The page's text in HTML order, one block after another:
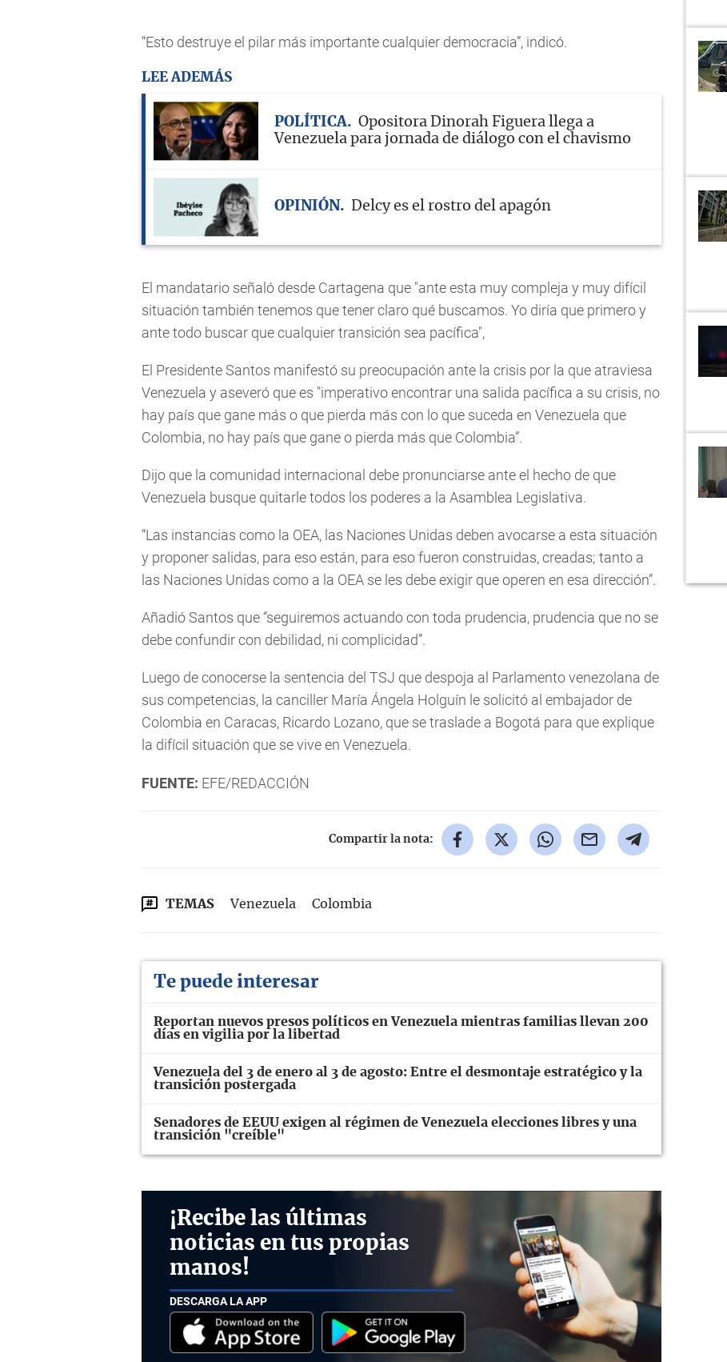
“Esto destruye el pilar más importante cualquier democracia”, indicó.
LEE ADEMÁS
POLÍTICA
Opositora Dinorah Figuera llega a
Venezuela para jornada de diálogo con el chavismo
OPINIÓN Delcy es el rostro del apagón
El mandatario señaló desde Cartagena que "ante esta muy compleja y muy difícil
situación también tenemos que tener claro qué buscamos. Yo diría que primero y
ante todo buscar que cualquier transición sea pacífica",
El Presidente Santos manifestó su preocupación ante la crisis por la que atraviesa
Venezuela y aseveró que es "imperativo encontrar una salida pacífica a su crisis, no
hay país que gane más o que pierda más con lo que suceda en Venezuela que
Colombia, no hay país que gane o pierda más que Colombia”.
Dijo que la comunidad internacional debe pronunciarse ante el hecho de que
Venezuela busque quitarle todos los poderes a la Asamblea Legislativa.
“Las instancias como la OEA, las Naciones Unidas deben avocarse a esta situación
y proponer salidas, para eso están, para eso fueron construidas, creadas; tanto a
las Naciones Unidas como a la OEA se les debe exigir que operen en esa dirección”.
Añadió Santos que “seguiremos actuando con toda prudencia, prudencia que no se
debe confundir con debilidad, ni complicidad”.
Luego de conocerse la sentencia del TSJ que despoja al Parlamento venezolana de
sus competencias, la canciller María Ángela Holguín le solicitó al embajador de
Colombia en Caracas, Ricardo Lozano, que se traslade a Bogotá para que explique
la difícil situación que se vive en Venezuela.
FUENTE: EFE/REDACCIÓN
Compartir la nota:
TEMAS Venezuela Colombia
Te puede interesar
Reportan nuevos presos políticos en Venezuela mientras familias llevan 200
días en vigilia por la libertad
Venezuela del 3 de enero al 3 de agosto: Entre el desmontaje estratégico y la
transición postergada
Senadores de EEUU exigen al régimen de Venezuela elecciones libres y una
transición "creíble"
¡Recibe las últimas
noticias en tus propias
manos!
DESCARGA LA APP